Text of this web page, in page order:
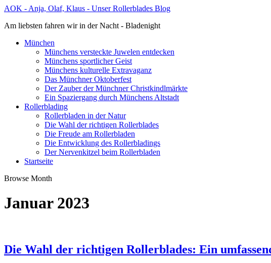
AOK - Anja, Olaf, Klaus - Unser Rollerblades Blog
Am liebsten fahren wir in der Nacht - Bladenight
München
Münchens versteckte Juwelen entdecken
Münchens sportlicher Geist
Münchens kulturelle Extravaganz
Das Münchner Oktoberfest
Der Zauber der Münchner Christkindlmärkte
Ein Spaziergang durch Münchens Altstadt
Rollerblading
Rollerbladen in der Natur
Die Wahl der richtigen Rollerblades
Die Freude am Rollerbladen
Die Entwicklung des Rollerbladings
Der Nervenkitzel beim Rollerbladen
Startseite
Browse Month
Januar 2023
Die Wahl der richtigen Rollerblades: Ein